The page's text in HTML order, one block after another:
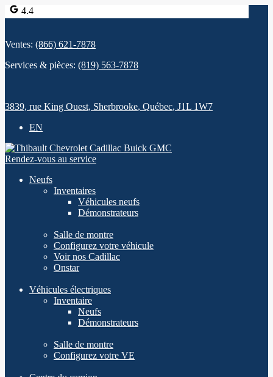
4.4
Ventes: (866) 621-7878
Services & pièces: (819) 563-7878
3839, rue King Ouest, Sherbrooke, Québec, J1L 1W7
EN
Rendez-vous au service
Neufs
Inventaires
Véhicules neufs
Démonstrateurs
Salle de montre
Configurez votre véhicule
Voir nos Cadillac
Onstar
Véhicules électriques
Inventaire
Neufs
Démonstrateurs
Salle de montre
Configurez votre VE